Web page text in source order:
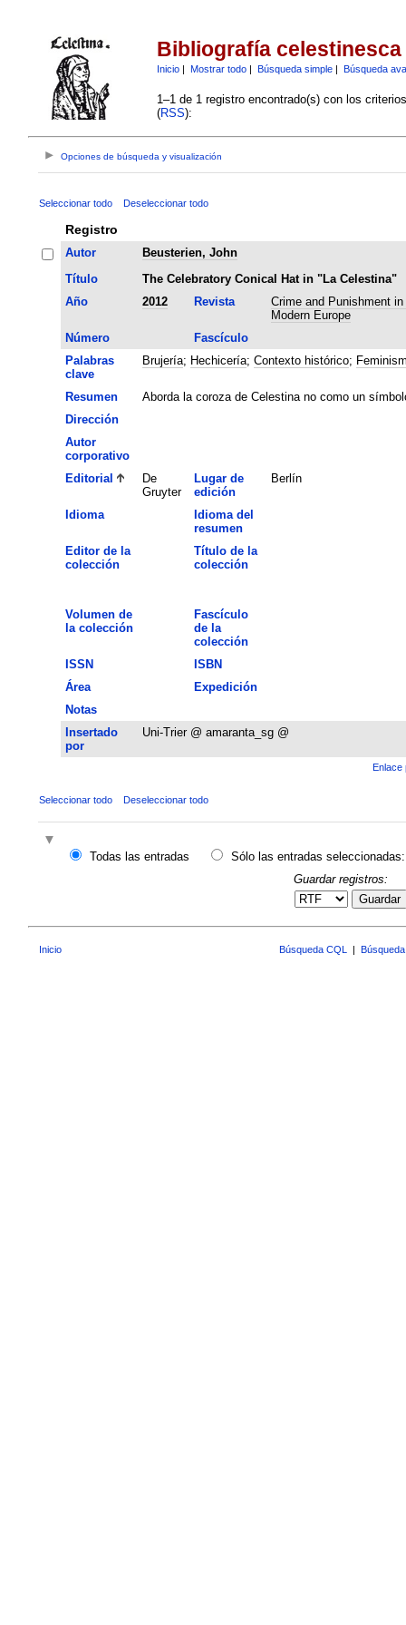
Bibliografía celestinesca
Inicio| Mostrar todo| Búsqueda simple| Búsqueda
1–1 de 1 registro encontrado(s) con los
(RSS):
Opciones de búsqueda y visualización
Seleccionar todo Deseleccionar todo
Registro
Autor
Beusterien, John
Título
The Celebratory Conical Hat in "La Celestina"
Año
2012 Revista
Crime and Punishment
Modern Europe
Número
Fascículo
Palabras
clave
Brujería; Hechicería; Contexto histórico;
Resumen
Aborda la coroza de Celestina no como un
Dirección
Autor
corporativo
Editorial
De
Gruyter
Lugar de
edición
Berlín
Idioma
Idioma del
resumen
Editor de la
colección
Título de la
colección
Volumen de
la colección
Fascículo
de la
colección
ISSN
ISBN
Área
Expedición
Notas
Insertado
por
Uni-Trier @ amaranta_sg @
Enlace
Seleccionar todo Deseleccionar todo
Todas las entradas
Sólo las entradas seleccionadas:
Guardar registros:
Guardar
Inicio Búsqueda CQL